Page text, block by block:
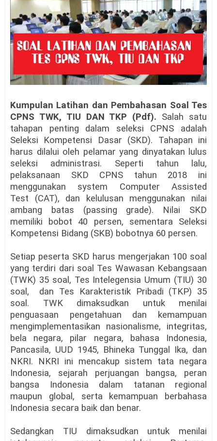
Kumpulan Latihan dan Pembahasan Soal Tes
CPNS TWK, TIU DAN TKP (Pdf). Salah satu
tahapan penting dalam seleksi CPNS adalah
Seleksi Kompetensi Dasar (SKD). Tahapan ini
harus dilalui oleh pelamar yang dinyatakan lulus
seleksi administrasi. Seperti tahun lalu,
pelaksanaan SKD CPNS tahun 2018 ini
menggunakan system Computer Assisted
Test (CAT), dan kelulusan menggunakan nilai
ambang batas (passing grade). Nilai SKD
memiliki bobot 40 persen, sementara Seleksi
Kompetensi Bidang (SKB) bobotnya 60 persen.
Setiap peserta SKD harus mengerjakan 100 soal
yang terdiri dari soal Tes Wawasan Kebangsaan
(TWK) 35 soal, Tes Intelegensia Umum (TIU) 30
soal, dan Tes Karakteristik Pribadi (TKP) 35
soal. TWK dimaksudkan untuk menilai
penguasaan pengetahuan dan kemampuan
mengimplementasikan nasionalisme, integritas,
bela negara, pilar negara, bahasa Indonesia,
Pancasila, UUD 1945, Bhineka Tunggal Ika, dan
NKRI. NKRI ini mencakup sistem tata negara
Indonesia, sejarah perjuangan bangsa, peran
bangsa Indonesia dalam tatanan regional
maupun global, serta kemampuan berbahasa
Indonesia secara baik dan benar.
Sedangkan TIU dimaksudkan untuk menilai